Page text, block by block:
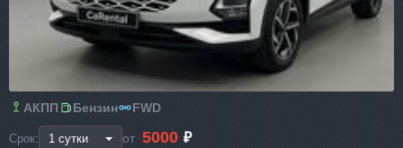
АКПП Бензин FWD
Срок: от 5000 ₽